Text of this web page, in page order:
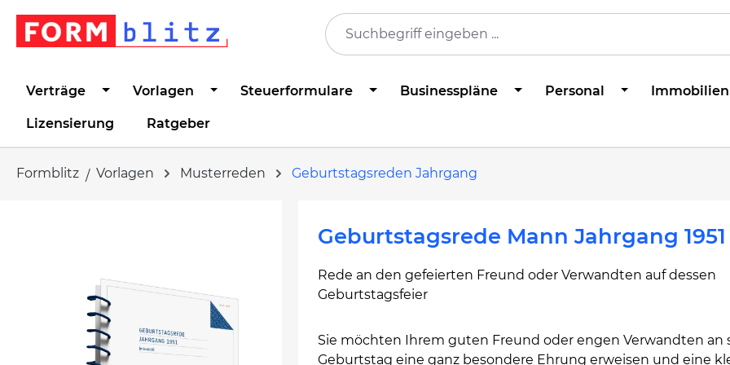
Zur Hauptnavigation springen
Verträge Vorlagen Steuerformulare Businesspläne Personal Immobilien
Lizensierung Ratgeber
Formblitz Vorlagen Musterreden Geburtstagsreden Jahrgang
Geburtstagsrede Mann Jahrgang 1951
Rede an den gefeierten Freund oder Verwandten auf dessen
Geburtstagsfeier
Sie möchten Ihrem guten Freund oder engen Verwandten an
Geburtstag eine ganz besondere Ehrung erweisen und eine